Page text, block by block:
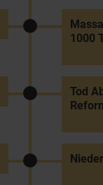
1000
Tod